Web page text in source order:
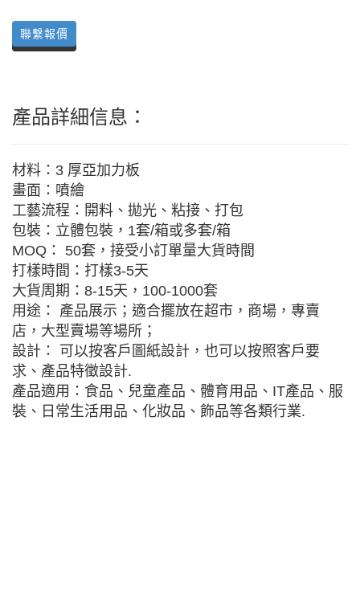
聯繫報價
產品詳細信息：
材料：3 厚亞加力板
畫面：噴繪
工藝流程：開料、拋光、粘接、打包
包裝：立體包裝，1套/箱或多套/箱
MOQ： 50套，接受小訂單量大貨時間
打樣時間：打樣3-5天
大貨周期：8-15天，100-1000套
用途： 產品展示；適合擺放在超市，商場，專賣
店，大型賣場等場所；
設計： 可以按客戶圖紙設計，也可以按照客戶要
求、產品特徵設計.
產品適用：食品、兒童產品、體育用品、IT產品、服
裝、日常生活用品、化妝品、飾品等各類行業.